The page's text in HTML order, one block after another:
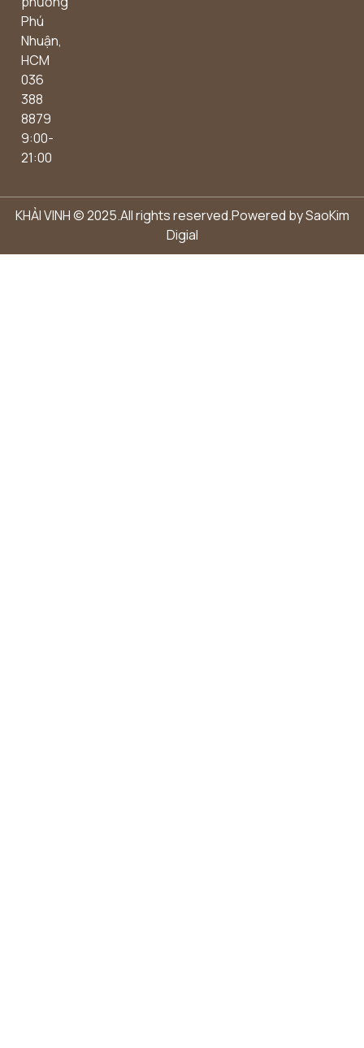
Phú
Nhuận,
HCM
036
388
8879
9:00-
21:00
KHẢI VINH © 2025.All rights reserved.Powered bySaoKim
Digial